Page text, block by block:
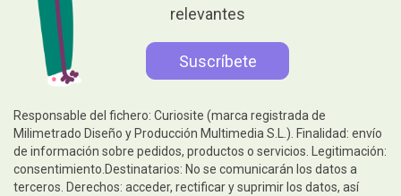
relevantes
Responsable del fichero: Curiosite (marca registrada de
Milimetrado Diseño y Producción Multimedia S.L.). Finalidad: envío
de información sobre pedidos, productos o servicios. Legitimación:
consentimiento.Destinatarios: No se comunicarán los datos a
terceros. Derechos: acceder, rectificar y suprimir los datos, así